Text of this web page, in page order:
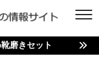
磨きセット